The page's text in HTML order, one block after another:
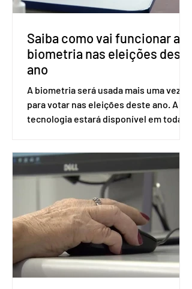
Conitec é um colegiado
Saiba como vai funcionar a
biometria nas eleições deste
ano
A biometria será usada mais uma vez
para votar nas eleições deste ano. A
tecnologia estará disponível em todas
Apesar da requisição, a biometria não é
obrigatória para exercer o direito ao
voto. Se o título estiver regular, o
eleitor pode votar mesmo sem ter
realizado esse cadastro. Neste caso,
será exigido o documento de
identificação para acesso à urna
eletrônica. Se a urna eletrônica não
reconh